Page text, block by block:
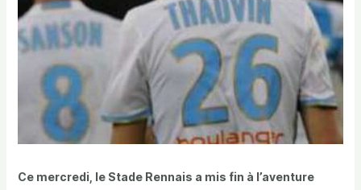
Ce mercredi, le Stade Rennais a mis fin à l’aventure